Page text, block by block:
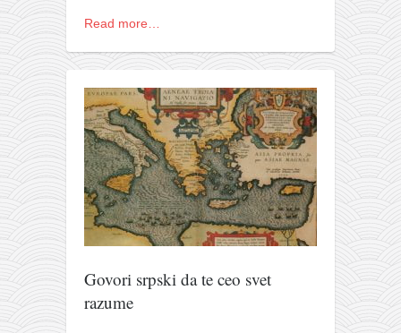
Read more…
Govori srpski da te ceo svet
razume